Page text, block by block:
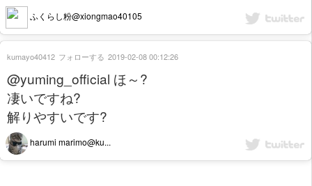
ふくらし粉@xiongmao40105
@yuming_official ほ～?
凄いですね?
解りやすいです?
harumi marimo@ku...
kumayo40412 フォローする 2019-02-08 00:12:26